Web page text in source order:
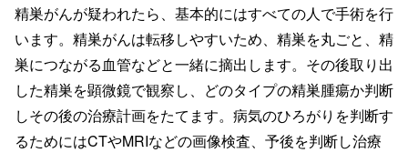
精巣がんが疑われたら、基本的にはすべての人で手術を行
います。精巣がんは転移しやすいため、精巣を丸ごと、精
巣につながる血管などと一緒に摘出します。その後取り出
した精巣を顕微鏡で観察し、どのタイプの精巣腫瘍か判断
しその後の治療計画をたてます。病気のひろがりを判断す
るためにはCTやMRIなどの画像検査、予後を判断し治療